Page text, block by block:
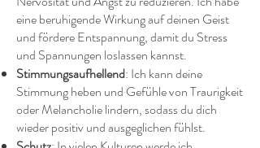
eine beruhigende Wirkung auf deinen Geist
und fördere Entspannung, damit du Stress
und Spannungen loslassen kannst.
Stimmungsaufhellend: Ich kann deine
Stimmung heben und Gefühle von Traurigkeit
oder Melancholie lindern, sodass du dich
wieder positiv und ausgeglichen fühlst.